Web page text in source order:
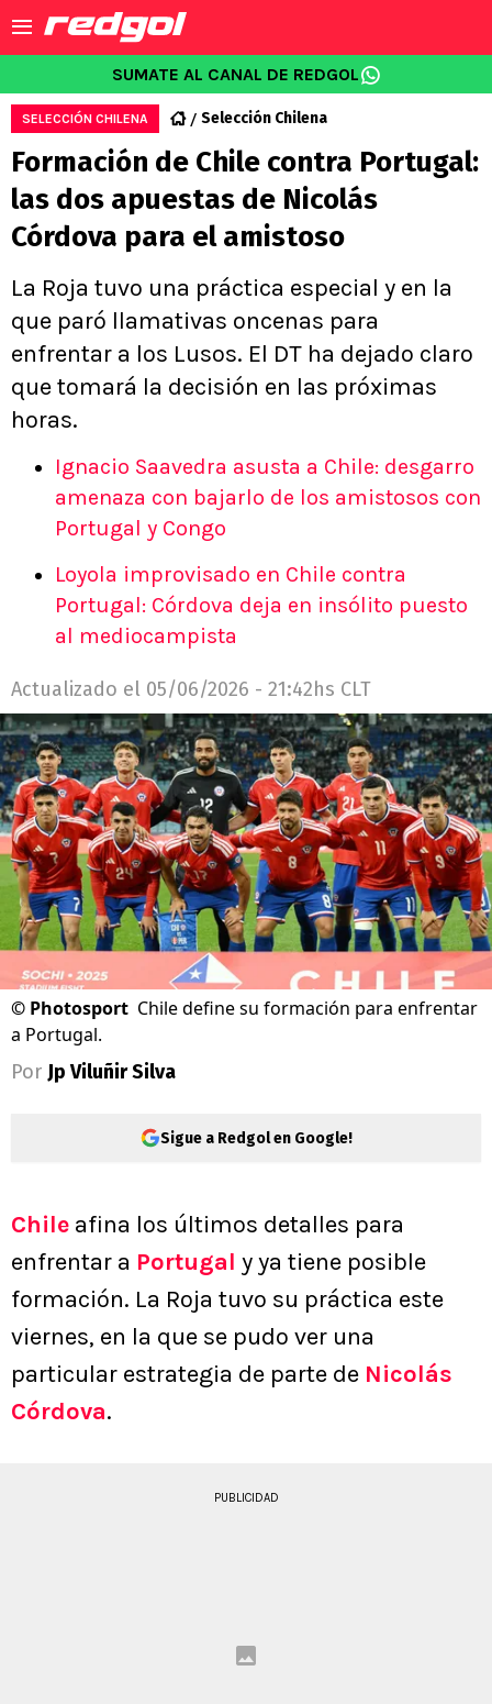
SUMATE AL CANAL DE REDGOL
SELECCIÓN CHILENA Selección Chilena
Formación de Chile contra Portugal:
las dos apuestas de Nicolás
Córdova para el amistoso
La Roja tuvo una práctica especial y en la
que paró llamativas oncenas para
enfrentar a los Lusos. El DT ha dejado claro
que tomará la decisión en las próximas
horas.
Ignacio Saavedra asusta a Chile: desgarro
amenaza con bajarlo de los amistosos con
Portugal y Congo
Loyola improvisado en Chile contra
Portugal: Córdova deja en insólito puesto
al mediocampista
Actualizado el 05/06/2026 - 21:42hs CLT
© Photosport Chile define su formación para enfrentar
a Portugal.
Por Jp Viluñir Silva
Sigue a Redgol en Google!
Chile afina los últimos detalles para
enfrentar a Portugal y ya tiene posible
formación. La Roja tuvo su práctica este
viernes, en la que se pudo ver una
particular estrategia de parte de Nicolás
Córdova.
PUBLICIDAD